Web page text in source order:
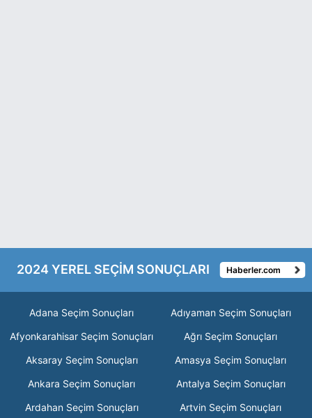
2024 YEREL SEÇİM SONUÇLARI Haberler.com
Adana Seçim Sonuçları
Adıyaman Seçim Sonuçları
Afyonkarahisar Seçim Sonuçları
Ağrı Seçim Sonuçları
Aksaray Seçim Sonuçları
Amasya Seçim Sonuçları
Ankara Seçim Sonuçları
Antalya Seçim Sonuçları
Ardahan Seçim Sonuçları
Artvin Seçim Sonuçları